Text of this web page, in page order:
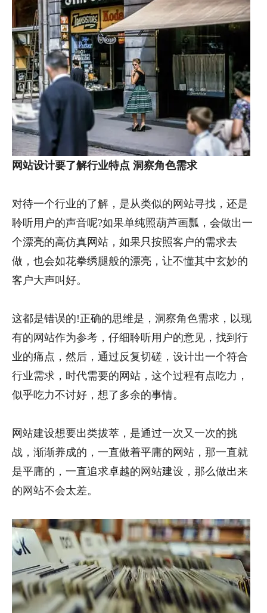
网站设计要了解行业特点 洞察角色需求
对待一个行业的了解，是从类似的网站寻找，还是
聆听用户的声音呢?如果单纯照葫芦画瓢，会做出一
个漂亮的高仿真网站，如果只按照客户的需求去
做，也会如花拳绣腿般的漂亮，让不懂其中玄妙的
客户大声叫好。
这都是错误的!正确的思维是，洞察角色需求，以现
有的网站作为参考，仔细聆听用户的意见，找到行
业的痛点，然后，通过反复切磋，设计出一个符合
行业需求，时代需要的网站，这个过程有点吃力，
似乎吃力不讨好，想了多余的事情。
网站建设想要出类拔萃，是通过一次又一次的挑
战，渐渐养成的，一直做着平庸的网站，那一直就
是平庸的，一直追求卓越的网站建设，那么做出来
的网站不会太差。